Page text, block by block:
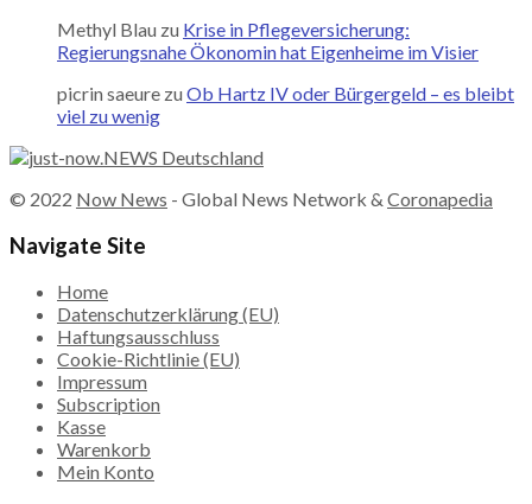
Methyl Blau zu Krise in Pflegeversicherung:
Regierungsnahe Ökonomin hat Eigenheime im Visier
picrin saeure zu Ob Hartz IV oder Bürgergeld – es bleibt
viel zu wenig
© 2022 Now News - Global News Network & Coronapedia
Navigate Site
Home
Datenschutzerklärung (EU)
Haftungsausschluss
Cookie-Richtlinie (EU)
Impressum
Subscription
Kasse
Warenkorb
Mein Konto